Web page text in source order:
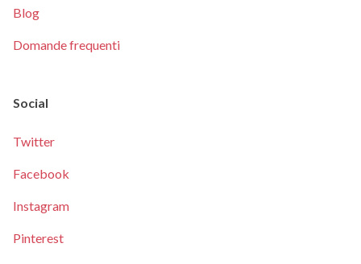
Blog
Domande frequenti
Social
Twitter
Facebook
Instagram
Pinterest